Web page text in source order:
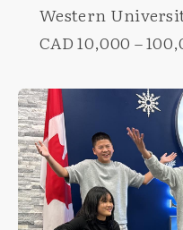
Western
CAD 10,000 –